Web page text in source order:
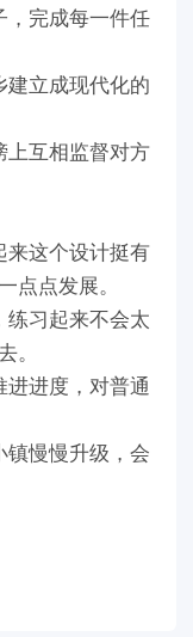
，完成每一件任
立成现代化的
上互相监督对方
来这个设计挺有
点点发展。
习起来不会太
。
进度，对普通
慢慢升级，会